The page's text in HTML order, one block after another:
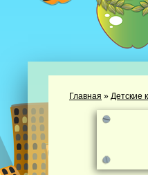
Главная » Детские